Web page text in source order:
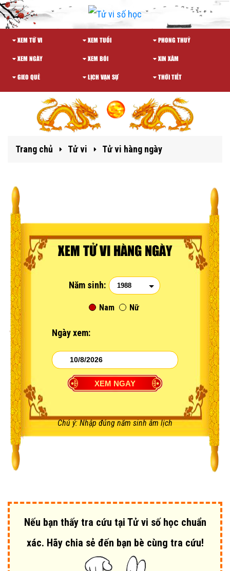
XEM TỬ VI XEM TUỔI PHONG THUỶ
XEM NGÀY XEM BÓI XIN XĂM
GIEO QUẺ LỊCH VẠN SỰ THỜI TIẾT
Trang chủ Tử vi Tử vi hàng ngày
XEM TỬ VI HÀNG NGÀY
Năm sinh:
Nam Nữ
Ngày xem:
Chú ý: Nhập đúng năm sinh âm lịch
Nếu bạn thấy tra cứu tại Tử vi số học chuẩn
xác. Hãy chia sẻ đến bạn bè cùng tra cứu!